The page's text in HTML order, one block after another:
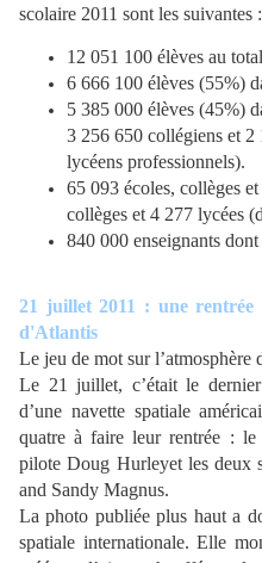
scolaire 2011 sont les suivantes :
12 051 100 élèves au
6 666 100 élèves (55%)
5 385 000 élèves (45%)
3 256 650 collégiens et
lycéens professionnels).
65 093 écoles, collèges
collèges et 4 277 lycées
840 000 enseignants
21 juillet 2011 : une
d'Atlantis
Le jeu de mot sur
Le 21 juillet, c’était le
d’une navette spatiale
quatre à faire leur rentrée : le
pilote Doug Hurleyet les deux
and Sandy Magnus.
La photo publiée plus haut a
spatiale internationale. Elle